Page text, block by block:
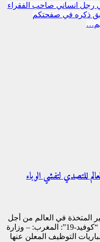
انساني صاحب الفقراء
ذكره في صفحتكم
للتصدي لتفشي الوباء
المتخذة في العالم من أجل
التصدي لتفشي فيروس كورونا “كوفيد-19”: المغرب: – وزارة
التوظيف المعلن عنها